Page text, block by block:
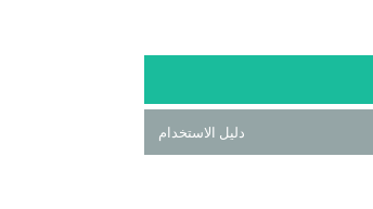
دليل الاستخدام